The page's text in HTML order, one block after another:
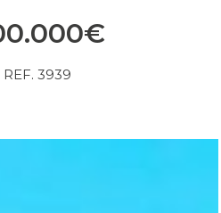
REF. 3939